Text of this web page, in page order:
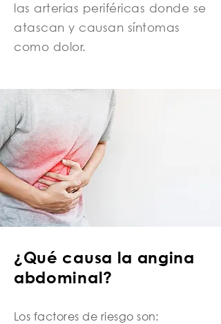
las arterias periféricas donde se
atascan y causan síntomas
como dolor.
¿Qué causa la angina
abdominal?
Los factores de riesgo son: